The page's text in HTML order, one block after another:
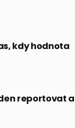
kdy hodnota
reportovat a